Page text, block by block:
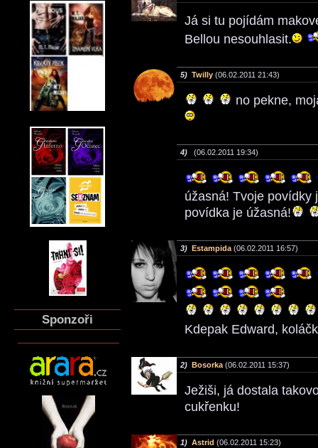
Sponzoři
Já si tu pojídám
Bellou nesouhlasit.
5) Twilly (06.02.2011 21:43)
no pekne,
4) (06.02.2011 19:34)
úžasná! Tvoje povídky
povídka je úžasná!
3) Estampida (06.02.2011 16:57)
Kdepak Edward,
2) Bosorka (06.02.2011 15:37)
Ježiši, já dostala
cukřenku!
1) Astrid (06.02.2011 15:23)